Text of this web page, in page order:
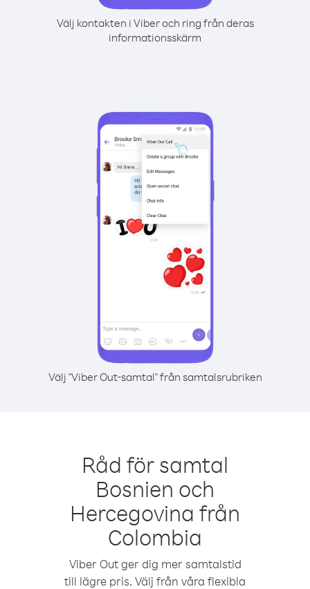
Välj kontakten i Viber och ring från deras
informationsskärm
Välj "Viber Out-samtal" från samtalsrubriken
Råd för samtal
Bosnien och
Hercegovina från
Colombia
Viber Out ger dig mer samtalstid
till lägre pris. Välj från våra flexibla